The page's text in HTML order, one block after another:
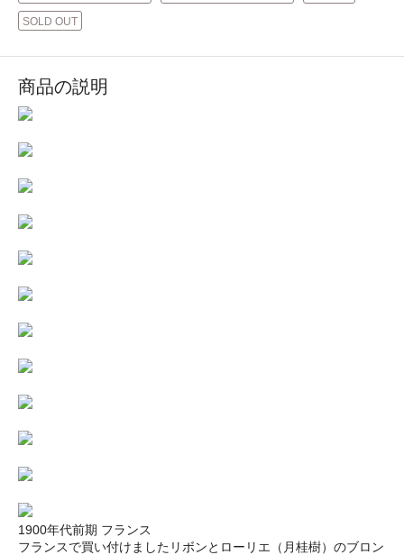
SOLD OUT
商品の説明
1900年代前期 フランス
フランスで買い付けましたリボンとローリエ（月桂樹）のブロン